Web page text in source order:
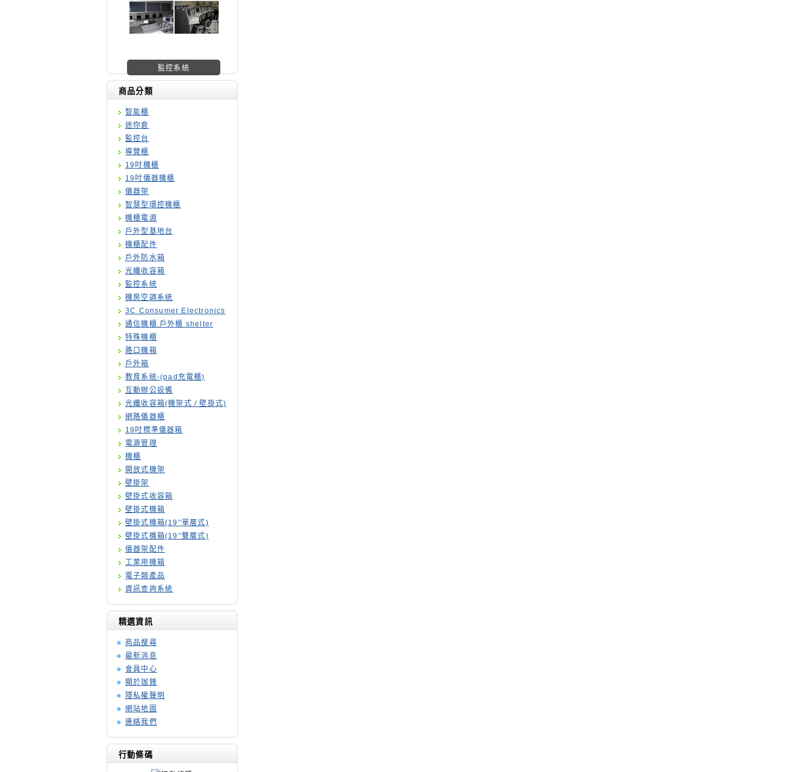
機櫃廠商
商品分類
智能櫃
迷你倉
監控台
導覽櫃
19吋機櫃
19吋儀器機櫃
儀器架
智慧型環控機櫃
機櫃電源
戶外型基地台
機櫃配件
戶外防水箱
光纖收容箱
監控系統
機房空調系統
3C Consumer Electronics
通信機櫃.戶外櫃 shelter
特殊機櫃
路口機箱
戶外箱
教育系統-(pad充電櫃)
互動辦公設備
光纖收容箱(機架式 / 壁掛式)
網路儀器櫃
19吋標準儀器箱
電源管理
機櫃
開放式機架
壁掛架
壁掛式收容箱
壁掛式機箱
壁掛式機箱(19''單層式)
壁掛式機箱(19''雙層式)
儀器架配件
工業用機箱
電子類產品
資訊查詢系統
精選資訊
商品搜尋
最新消息
會員中心
關於珈鋒
隱私權聲明
網站地圖
連絡我們
行動條碼